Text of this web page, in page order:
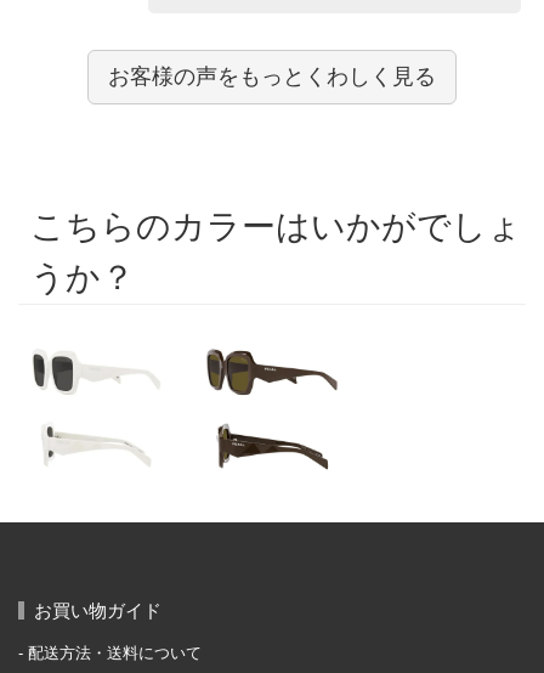
お客様の声をもっとくわしく見る
こちらのカラーはいかがでしょ
うか？
お買い物ガイド
配送方法・送料について